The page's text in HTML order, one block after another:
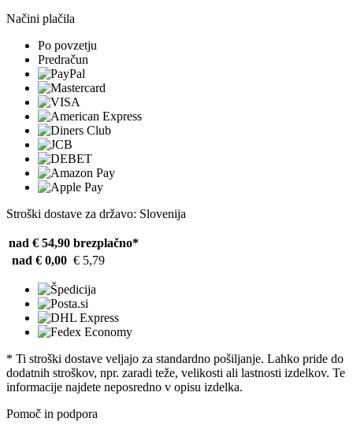
Načini plačila
Po povzetju
Predračun
Stroški dostave za državo: Slovenija
nad € 54,90 brezplačno*
nad € 0,00 € 5,79
* Ti stroški dostave veljajo za standardno pošiljanje. Lahko pride do
dodatnih stroškov, npr. zaradi teže, velikosti ali lastnosti izdelkov. Te
informacije najdete neposredno v opisu izdelka.
Pomoč in podpora